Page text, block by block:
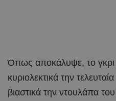
Όπως αποκάλυψε, το γκρι
κυριολεκτικά την
βιαστικά την ντουλάπα